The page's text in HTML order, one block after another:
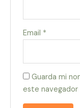
Email *
Guarda mi
este navegador